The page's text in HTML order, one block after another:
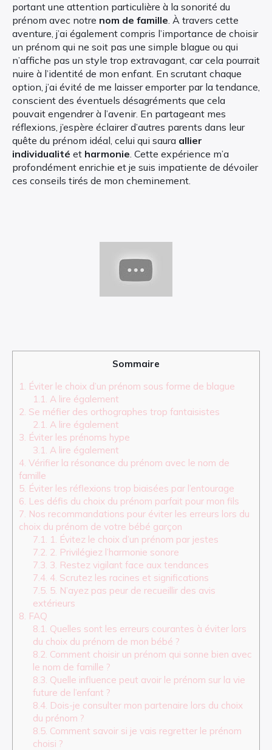
portant une attention particulière à la sonorité du
prénom avec notre nom de famille. À travers cette
aventure, j’ai également compris l’importance de choisir
un prénom qui ne soit pas une simple blague ou qui
n’affiche pas un style trop extravagant, car cela pourrait
nuire à l’identité de mon enfant. En scrutant chaque
option, j’ai évité de me laisser emporter par la tendance,
conscient des éventuels désagréments que cela
pouvait engendrer à l’avenir. En partageant mes
réflexions, j’espère éclairer d’autres parents dans leur
quête du prénom idéal, celui qui saura allier
individualité et harmonie. Cette expérience m’a
profondément enrichie et je suis impatiente de dévoiler
ces conseils tirés de mon cheminement.
Sommaire
1.
Éviter le choix d’un prénom sous forme de blague
1.1. A lire également
2. Se méfier des orthographes trop fantaisistes
2.1. A lire également
3. Éviter les prénoms hype
3.1. A lire également
4. Vérifier la résonance du prénom avec le nom de
famille
5. Éviter les réflexions trop biaisées par l’entourage
6. Les défis du choix du prénom parfait pour mon fils
7. Nos recommandations pour éviter les erreurs lors du
choix du prénom de votre bébé garçon
7.1.
1. Évitez le choix d’un prénom par jestes
7.2. 2. Privilégiez l’harmonie sonore
7.3. 3. Restez vigilant face aux tendances
7.4. 4. Scrutez les racines et significations
7.5. 5. N’ayez pas peur de recueillir des avis
extérieurs
8. FAQ
8.1. Quelles sont les erreurs courantes à éviter lors
du choix du prénom de mon bébé ?
8.2. Comment choisir un prénom qui sonne bien avec
le nom de famille ?
8.3. Quelle influence peut avoir le prénom sur la vie
future de l’enfant ?
8.4. Dois-je consulter mon partenaire lors du choix
du prénom ?
8.5. Comment savoir si je vais regretter le prénom
choisi ?